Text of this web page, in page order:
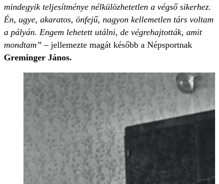
mindegyik teljesítménye nélkülözhetetlen a végső sikerhez.
Én, ugye, akaratos, önfejű, nagyon kellemetlen társ voltam
a pályán. Engem lehetett utálni, de végrehajtották, amit
mondtam” – jellemezte magát később a Népsportnak
Greminger János.